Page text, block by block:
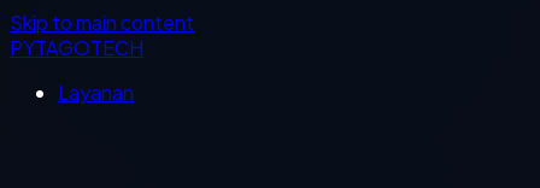
Skip to main content
PYTAGOTECH
Layanan